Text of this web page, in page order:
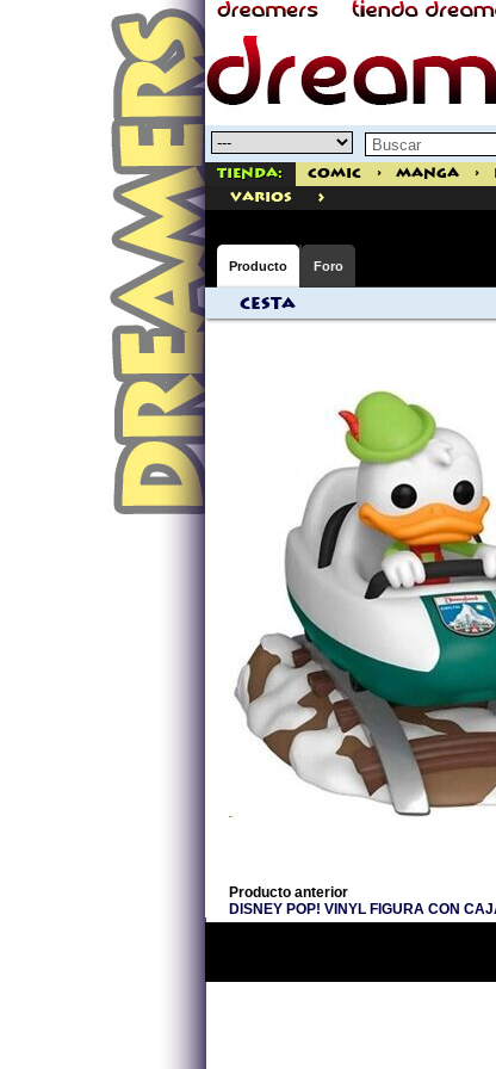
Tienda: Comic > Manga >
varios
>
Producto Foro
Cesta
Producto anterior
DISNEY POP! VINYL FIGURA CON